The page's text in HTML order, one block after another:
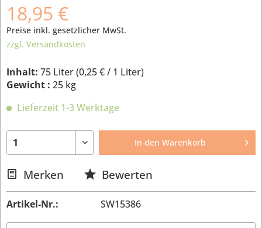
18,95 €
Preise inkl. gesetzlicher MwSt.
zzgl. Versandkosten
Inhalt: 75 Liter (0,25 €/ 1 Liter)
Gewicht : 25 kg
Lieferzeit 1-3 Werktage
In den Warenkorb
Merken Bewerten
Artikel-Nr.: SW15386